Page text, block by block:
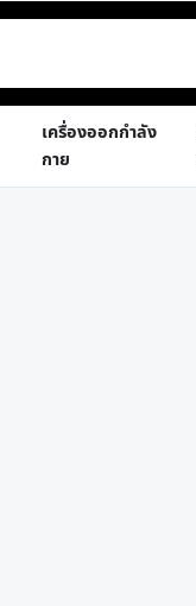
เครื่องออกกำลัง
กาย